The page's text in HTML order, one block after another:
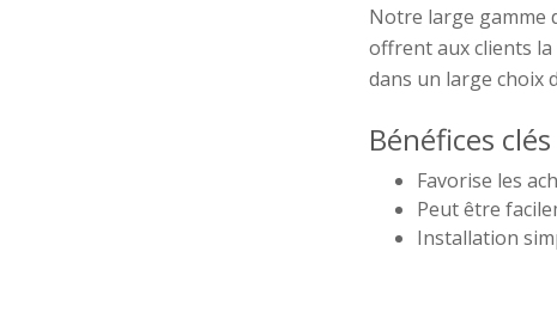
Notre large gamme
offrent aux clients
dans un large choix
Bénéfices clés
Favorise les
Peut être
Installation